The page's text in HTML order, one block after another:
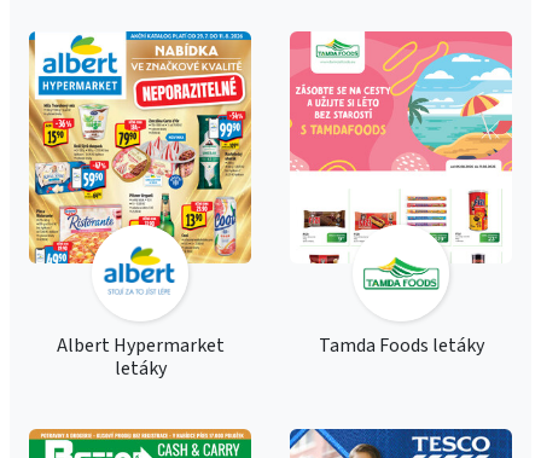
Albert Hypermarket
letáky
Tamda Foods letáky